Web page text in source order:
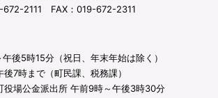
672-2111 FAX：019-672-2311
後5時15分（祝日、年末年始は除く）
7時まで（町民課、税務課）
役場公金派出所 午前9時～午後3時30分